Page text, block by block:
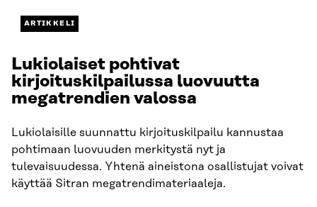
ARTIKKELI
Lukiolaiset pohtivat
kirjoituskilpailussa luovuutta
megatrendien valossa
Lukiolaisille suunnattu kirjoituskilpailu kannustaa
pohtimaan luovuuden merkitystä nyt ja
tulevaisuudessa. Yhtenä aineistona osallistujat voivat
käyttää Sitran megatrendimateriaaleja.